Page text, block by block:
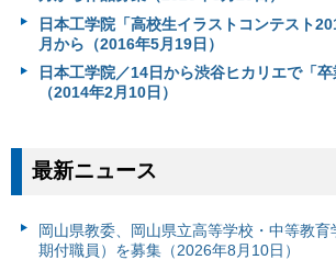
日本工学院「高校生イラストコンテスト
月から（2016年5月19日）
日本工学院／14日から渋谷ヒカリエで「
（2014年2月10日）
最新ニュース
岡山県教委、岡山県立高等学校・中等教
期付職員）を募集（2026年8月10日）